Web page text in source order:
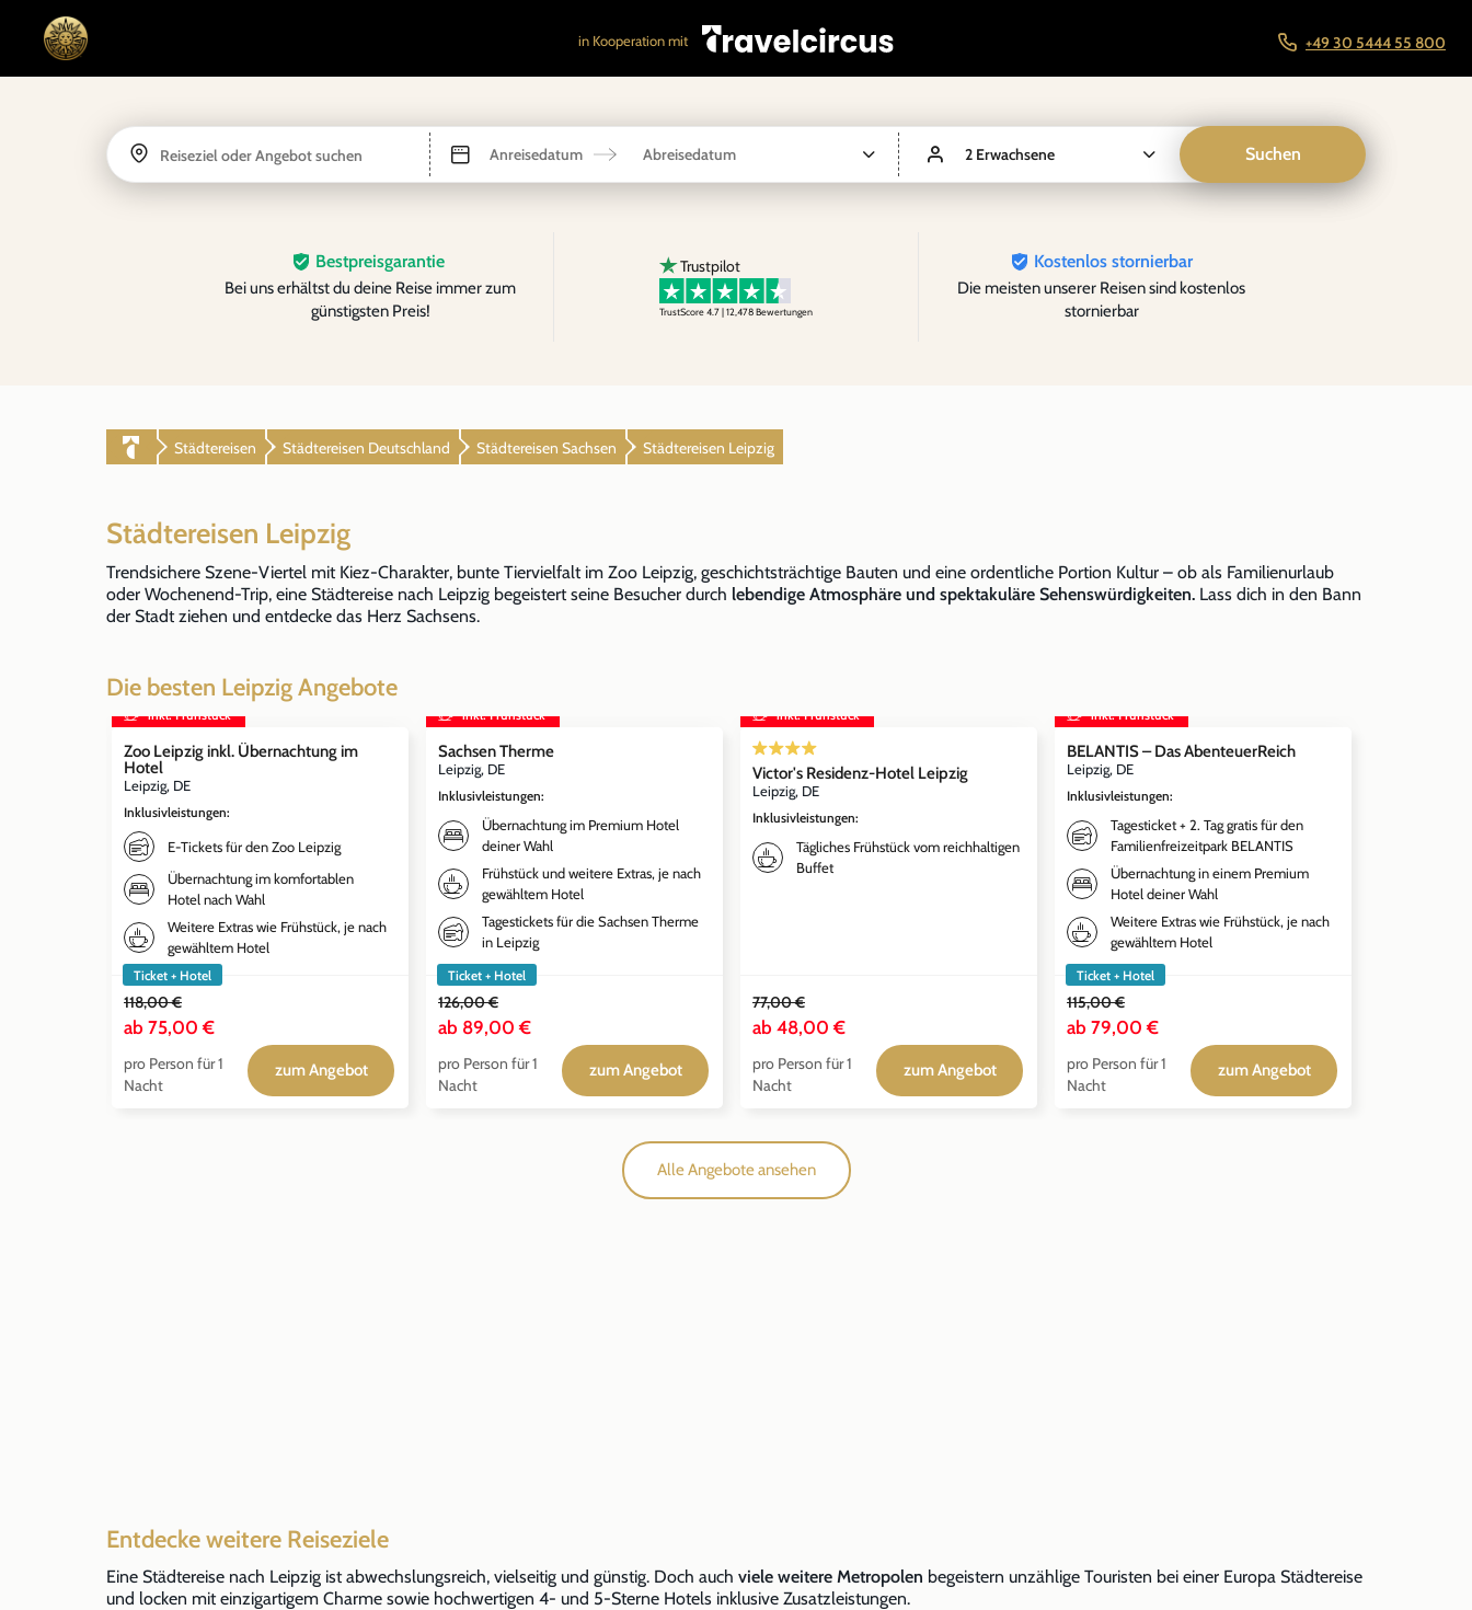
in Kooperation mit +49 30 5444 55 800
Reiseziel oder Angebot suchen Anreisedatum Abreisedatum 2 Erwachsene Suchen
Bestpreisgarantie
Bei uns erhältst du deine Reise immer zum
günstigsten Preis!
Trustpilot
TrustScore 4.7 | 12,478Bewertungen
Kostenlos stornierbar
Die meisten unserer Reisen sind kostenlos
stornierbar
Städtereisen Städtereisen Deutschland Städtereisen Sachsen Städtereisen Leipzig
Städtereisen Leipzig
Trendsichere Szene-Viertel mit Kiez-Charakter, bunte Tiervielfalt im Zoo Leipzig, geschichtsträchtige Bauten und eine ordentliche Portion Kultur – ob als Familienurlaub
oder Wochenend-Trip, eine Städtereise nach Leipzig begeistert seine Besucher durch lebendige Atmosphäre und spektakuläre Sehenswürdigkeiten. Lass dich in den Bann
der Stadt ziehen und entdecke das Herz Sachsens.
Die besten Leipzig Angebote
inkl. Frühstück
Zoo Leipzig inkl. Übernachtung im
Hotel
Leipzig, DE
Inklusivleistungen:
E-Tickets für den Zoo Leipzig
Übernachtung im komfortablen
Hotel nach Wahl
Weitere Extras wie Frühstück, je nach
gewähltem Hotel
Ticket + Hotel
118,00 €
ab 75,00 €
pro Person für 1
Nacht
zum Angebot
inkl. Frühstück
Sachsen Therme
Leipzig, DE
Inklusivleistungen:
Übernachtung im Premium Hotel
deiner Wahl
Frühstück und weitere Extras, je nach
gewähltem Hotel
Tagestickets für die Sachsen Therme
in Leipzig
Ticket + Hotel
126,00 €
ab 89,00 €
pro Person für 1
Nacht
zum Angebot
inkl. Frühstück
Victor's Residenz-Hotel Leipzig
Leipzig, DE
Inklusivleistungen:
Tägliches Frühstück vom reichhaltigen
Buffet
77,00 €
ab 48,00 €
pro Person für 1
Nacht
zum Angebot
inkl. Frühstück
BELANTIS – Das AbenteuerReich
Leipzig, DE
Inklusivleistungen:
Tagesticket + 2. Tag gratis für den
Familienfreizeitpark BELANTIS
Übernachtung in einem Premium
Hotel deiner Wahl
Weitere Extras wie Frühstück, je nach
gewähltem Hotel
Ticket + Hotel
115,00 €
ab 79,00 €
pro Person für 1
Nacht
zum Angebot
Alle Angebote ansehen
Entdecke weitere Reiseziele
Eine Städtereise nach Leipzig ist abwechslungsreich, vielseitig und günstig. Doch auch viele weitere Metropolen begeistern unzählige Touristen bei einer Europa Städtereise
und locken mit einzigartigem Charme sowie hochwertigen 4- und 5-Sterne Hotels inklusive Zusatzleistungen.